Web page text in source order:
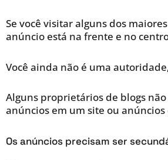
Se você visitar alguns dos
anúncio está na frente e no
Você ainda não é uma
Alguns proprietários de blogs
anúncios em um site ou
Os anúncios precisam ser